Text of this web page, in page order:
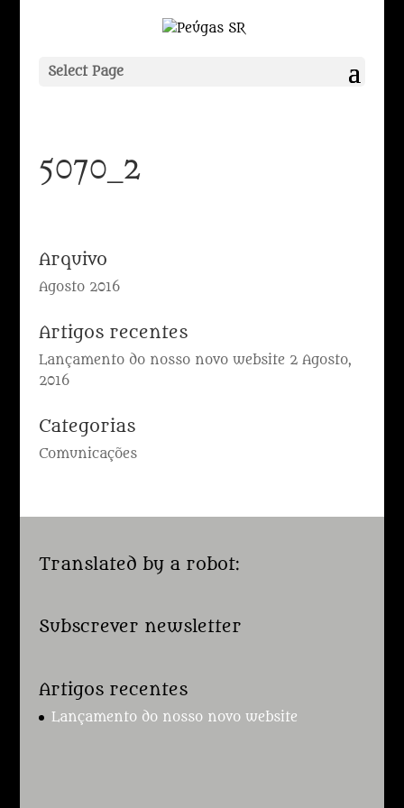
Select Page
5070_2
Arquivo
Agosto 2016
Artigos recentes
Lançamento do nosso novo website 2 Agosto,
2016
Categorias
Comunicações
Translated by a robot:
Subscrever newsletter
Artigos recentes
Lançamento do nosso novo website